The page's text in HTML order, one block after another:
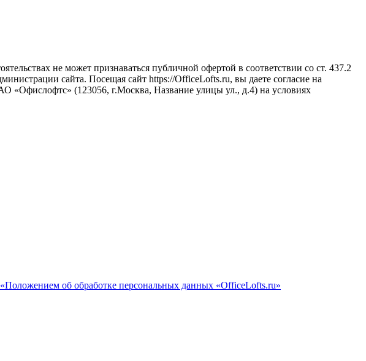
не может признаваться публичной офертой в соответствии со ст. 437.2
сайта. Посещая сайт https://OfficeLofts.ru, вы даете согласие на
«Офислофтс» (123056, г.Москва, Название улицы ул., д.4) на условиях
«Положением об обработке персональных данных «OfficeLofts.ru»